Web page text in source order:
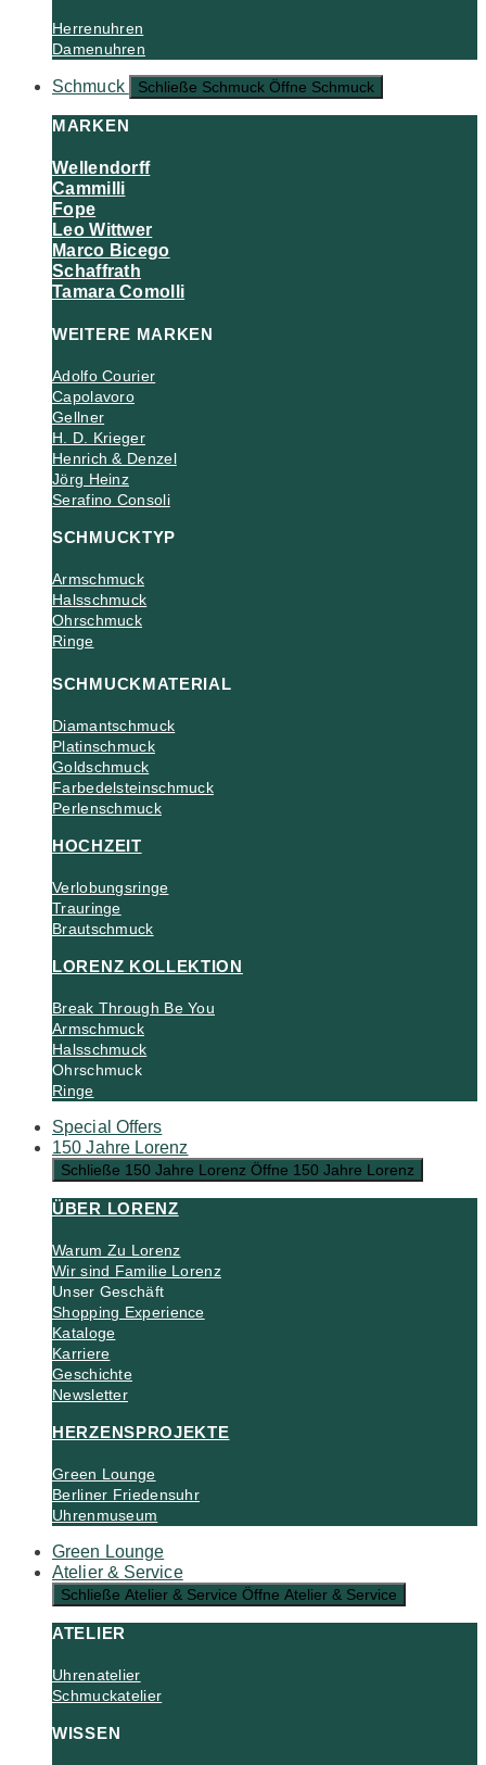
Herrenuhren
Damenuhren
Schmuck Schließe Schmuck Öffne Schmuck
MARKEN
Wellendorff
Cammilli
Fope
Leo Wittwer
Marco Bicego
Schaffrath
Tamara Comolli
WEITERE MARKEN
Adolfo Courier
Capolavoro
Gellner
H. D. Krieger
Henrich & Denzel
Jörg Heinz
Serafino Consoli
SCHMUCKTYP
Armschmuck
Halsschmuck
Ohrschmuck
Ringe
SCHMUCKMATERIAL
Diamantschmuck
Platinschmuck
Goldschmuck
Farbedelsteinschmuck
Perlenschmuck
HOCHZEIT
Verlobungsringe
Trauringe
Brautschmuck
LORENZ KOLLEKTION
Break Through Be You
Armschmuck
Halsschmuck
Ohrschmuck
Ringe
Special Offers
150 Jahre Lorenz
Schließe 150 Jahre Lorenz Öffne 150 Jahre Lorenz
ÜBER LORENZ
Warum Zu Lorenz
Wir sind Familie Lorenz
Unser Geschäft
Shopping Experience
Kataloge
Karriere
Geschichte
Newsletter
HERZENSPROJEKTE
Green Lounge
Berliner Friedensuhr
Uhrenmuseum
Green Lounge
Atelier & Service
Schließe Atelier & Service Öffne Atelier & Service
ATELIER
Uhrenatelier
Schmuckatelier
WISSEN